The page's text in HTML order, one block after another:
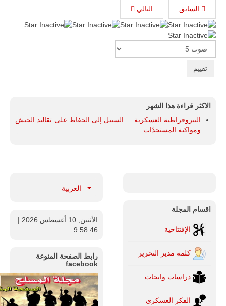
السابق التالي
Rate
الاكثر قراءة هذا الشهر
البيروقراطية العسكرية ... السبيل إلى الحفاظ على تقاليد الجيش
ومواكبة المستجدّات.
اقسام المجلة
الإفتتاحية
كلمة مدير التحرير
دراسات وابحاث
الفكر العسكري
العربية
الأثنين, 10 أغسطس 2026
|
9:58:47
رابط الصفحة المنوعة
facebook